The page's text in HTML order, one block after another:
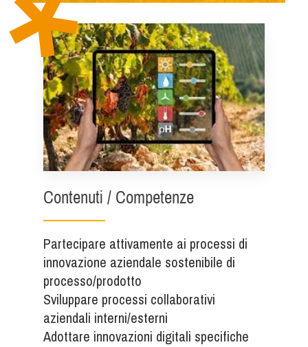
Contenuti / Competenze
Partecipare attivamente ai processi di
innovazione aziendale sostenibile di
processo/prodotto
Sviluppare processi collaborativi
aziendali interni/esterni
Adottare innovazioni digitali specifiche